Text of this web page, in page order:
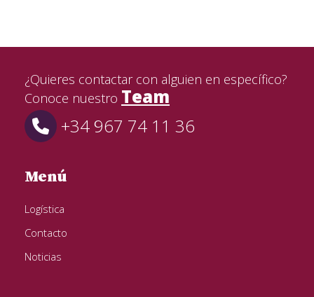
¿Quieres contactar con alguien en específico?
Conoce nuestro Team
+34 967 74 11 36
Menú
Logística
Contacto
Noticias